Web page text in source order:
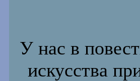
У нас в
искусства